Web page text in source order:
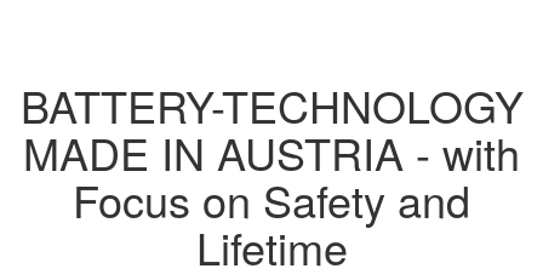
BATTERY-TECHNOLOGY
MADE IN AUSTRIA - with
Focus on Safety and
Lifetime